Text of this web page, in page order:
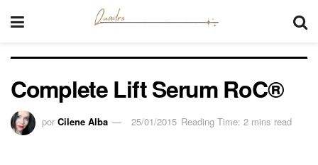
Complete Lift Serum RoC®
por Cilene Alba 25/01/2015 Reading Time: 2 mins read